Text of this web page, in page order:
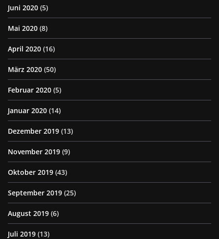
Juni 2020 (5)
Mai 2020 (8)
April 2020 (16)
März 2020 (50)
Februar 2020 (5)
Januar 2020 (14)
Dezember 2019 (13)
November 2019 (9)
Oktober 2019 (43)
September 2019 (25)
August 2019 (6)
Juli 2019 (13)